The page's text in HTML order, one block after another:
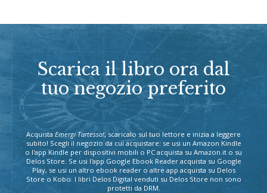
Scarica il libro ora dal
tuo negozio preferito
Acquista Emergi Tartesso!, scaricalo sul tuo lettore e inizia a leggere
subito! Scegli il negozio da cui acquistare: se usi un Amazon Kindle
o l'app Kindle per dispositivi mobili o PC acquista su Amazon.it o su
Delos Store. Se usi l'app Google Ebook Reader acquista su Google
Play, se usi un altro ebook reader o altre app acquista su Delos
Store o Kobo. I libri Delos Digital venduti su Delos Store non sono
protetti da DRM.